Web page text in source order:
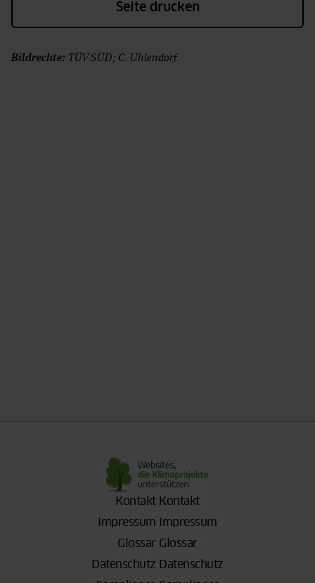
Seite drucken
Bildrechte: TÜV SÜD; C. Uhlendorf
Kontakt Kontakt
Impressum
Impressum
Glossar Glossar
Datenschutz
Datenschutz